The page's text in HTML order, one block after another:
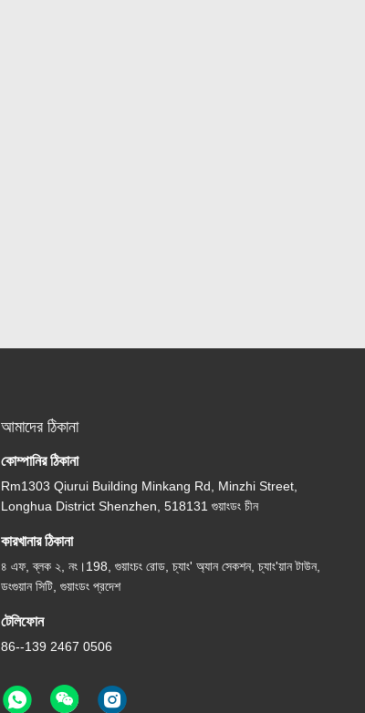
আমাদের ঠিকানা
কোম্পানির ঠিকানা
Rm1303 Qiurui Building Minkang Rd, Minzhi Street,
Longhua District Shenzhen, 518131 গুয়াংডং চীন
কারখানার ঠিকানা
৪ এফ, ব্লক ২, নং।198, গুয়াংচং রোড, চ্যাং' অ্যান সেকশন, চ্যাং'য়ান টাউন,
ডংগুয়ান সিটি, গুয়াংডং প্রদেশ
টেলিফোন
86--139 2467 0506